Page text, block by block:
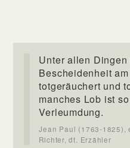
Unter allen
Bescheidenheit
totgeräuchert und
manches Lob ist
Verleumdung.
Jean Paul (1763-1825),
Richter, dt. Erzähler